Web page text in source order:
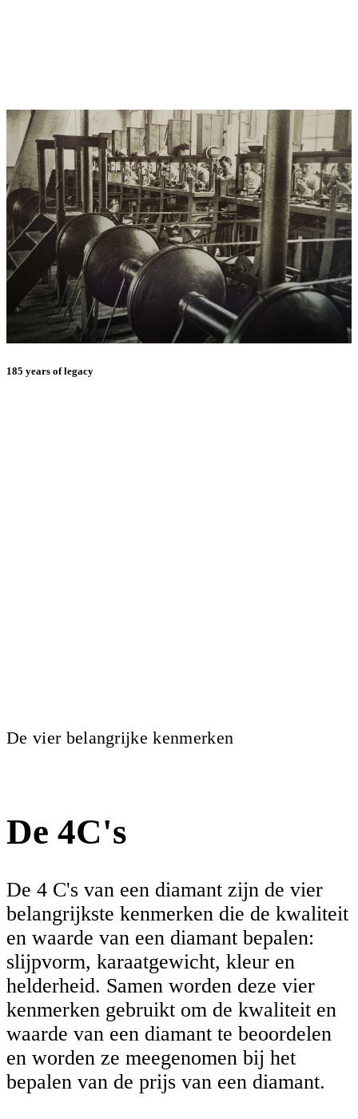
185 years of legacy
De vier belangrijke kenmerken
De 4C's
De 4 C's van een diamant zijn de vier
belangrijkste kenmerken die de kwaliteit
en waarde van een diamant bepalen:
slijpvorm, karaatgewicht, kleur en
helderheid. Samen worden deze vier
kenmerken gebruikt om de kwaliteit en
waarde van een diamant te beoordelen
en worden ze meegenomen bij het
bepalen van de prijs van een diamant.